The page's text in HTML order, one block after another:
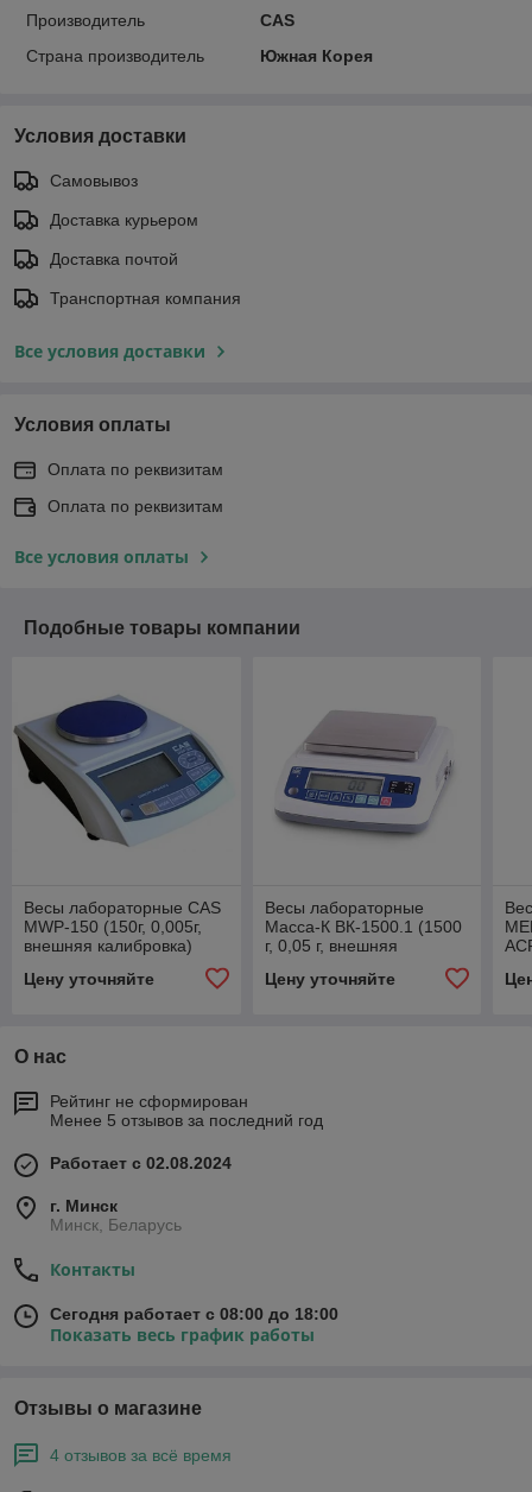
Производитель
CAS
Страна производитель
Южная Корея
Условия доставки
Самовывоз
Доставка курьером
Доставка почтой
Транспортная компания
Все условия доставки
Условия оплаты
Оплата по реквизитам
Оплата по реквизитам
Все условия оплаты
Подобные товары компании
Весы лабораторные CAS
MWP-150 (150г, 0,005г,
внешняя калибровка)
Цену уточняйте
Весы лабораторные
Масса-К ВК-1500.1 (1500
г, 0,05 г, внешняя
Цену уточняйте
О нас
Рейтинг не сформирован
Менее 5 отзывов за последний год
Работает с 02.08.2024
г. Минск
Минск, Беларусь
Контакты
Сегодня работает с 08:00 до 18:00
Показать весь график работы
Отзывы о магазине
4 отзывов за всё время